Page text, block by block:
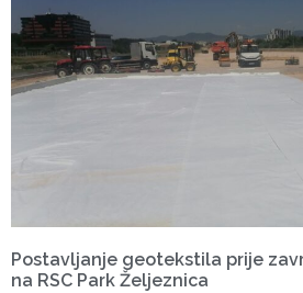
Postavljanje geotekstila prije
na RSC Park Željeznica